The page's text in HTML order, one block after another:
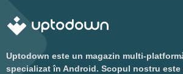
Uptodown este un magazin multi-
specializat în Android. Scopul nostru este